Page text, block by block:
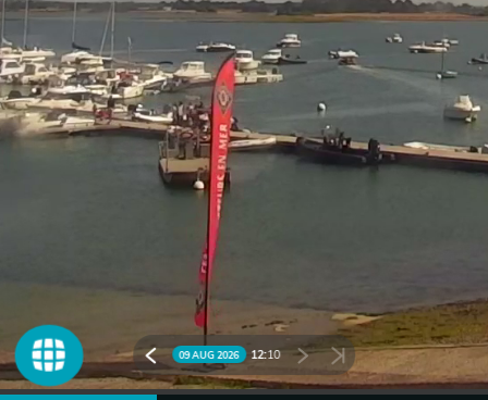
09 AUG 2026 12:10